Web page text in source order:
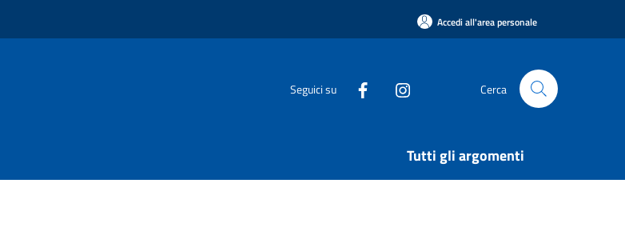
Accedi all'area personale
Seguici su Cerca
Tutti gli argomenti